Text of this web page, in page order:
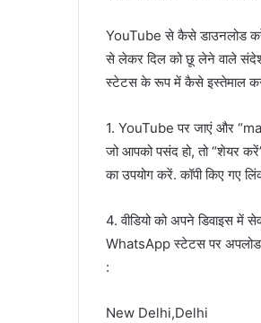
YouTube से कैसे डाउनलोड
से लेकर दिल को छू लेने वाले
स्टेटस के रूप में कैसे इस्तेमाल
1. YouTube पर जाएं और
जो आपको पसंद हो, तो “शेयर
का उपयोग करें. कॉपी किए गए
4. वीडियो को अपने डिवाइस
WhatsApp स्टेटस पर
:
New Delhi,Delhi